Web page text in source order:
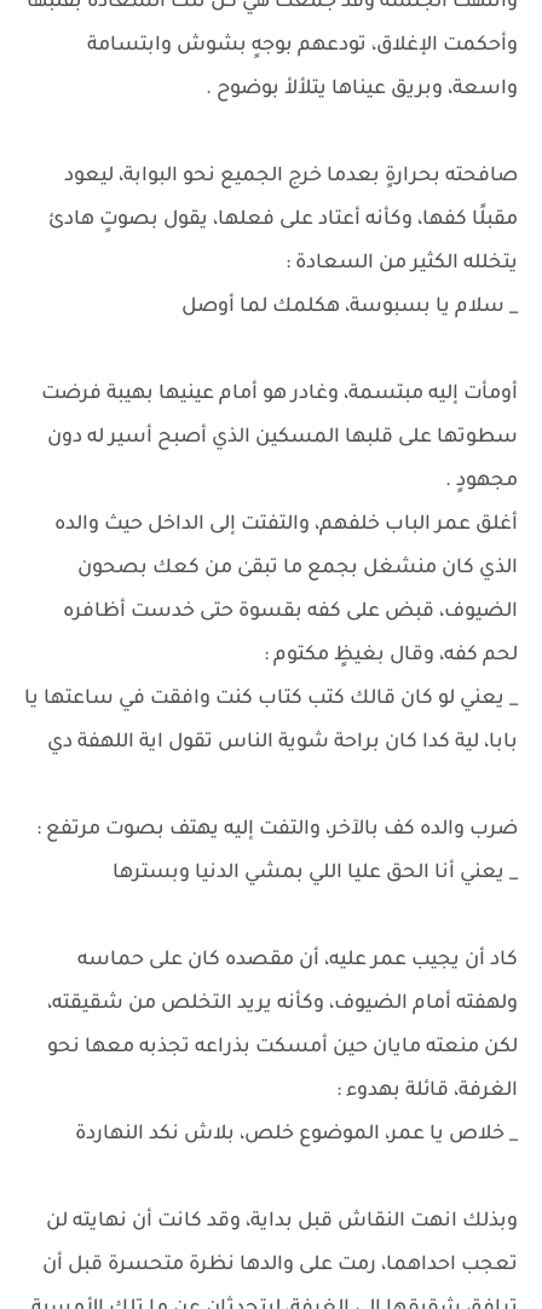
وأحكمت الإغلاق، تودعهم بوجهٍ بشوش وابتسامة
واسعة، وبريق عيناها يتلألأ بوضوح .
صافحته بحرارةٍ بعدما خرج الجميع نحو البوابة، ليعود
مقبلًا كفها، وكأنه أعتاد على فعلها، يقول بصوتٍ هادئ
يتخلله الكثير من السعادة :
_ سلام يا بسبوسة، هكلمك لما أوصل
أومأت إليه مبتسمة، وغادر هو أمام عينيها بهيبة فرضت
سطوتها على قلبها المسكين الذي أصبح أسير له دون
مجهودٍ .
أغلق عمر الباب خلفهم، والتفتت إلى الداخل حيث والده
الذي كان منشغل بجمع ما تبقىٰ من كعك بصحون
الضيوف، قبض على كفه بقسوة حتى خدست أظافره
لحم كفه، وقال بغيظٍ مكتوم :
_ يعني لو كان قالك كتب كتاب كنت وافقت في ساعتها يا
بابا، لية كدا كان براحة شوية الناس تقول اية اللهفة دي
ضرب والده كف بالآخر، والتفت إليه يهتف بصوت مرتفع :
_ يعني أنا الحق عليا اللي بمشي الدنيا وبسترها
كاد أن يجيب عمر عليه، أن مقصده كان على حماسه
ولهفته أمام الضيوف، وكأنه يريد التخلص من شقيقته،
لكن منعته مايان حين أمسكت بذراعه تجذبه معها نحو
الغرفة، قائلة بهدوء :
_ خلاص يا عمر، الموضوع خلص، بلاش نكد النهاردة
وبذلك انهت النقاش قبل بداية، وقد كانت أن نهايته لن
تعجب احداهما، رمت على والدها نظرة متحسرة قبل أن